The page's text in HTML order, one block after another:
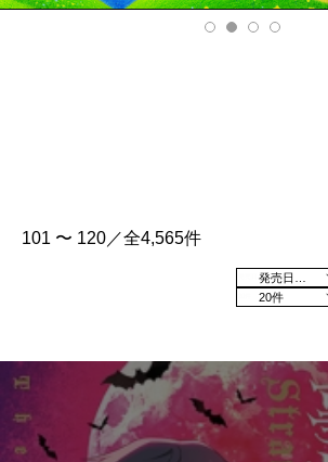
v
101 〜 120／全4,565件
20件